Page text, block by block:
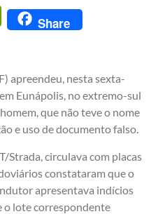
PrintFriendly
Share
apreendeu, nesta sexta-
Eunápolis, no extremo-sul
que não teve o nome
e uso de documento falso.
Strada, circulava com placas
constataram que o
apresentava indícios
o lote correspondente